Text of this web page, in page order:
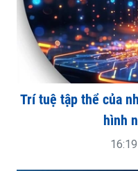
Trí tuệ tập thể của
hình